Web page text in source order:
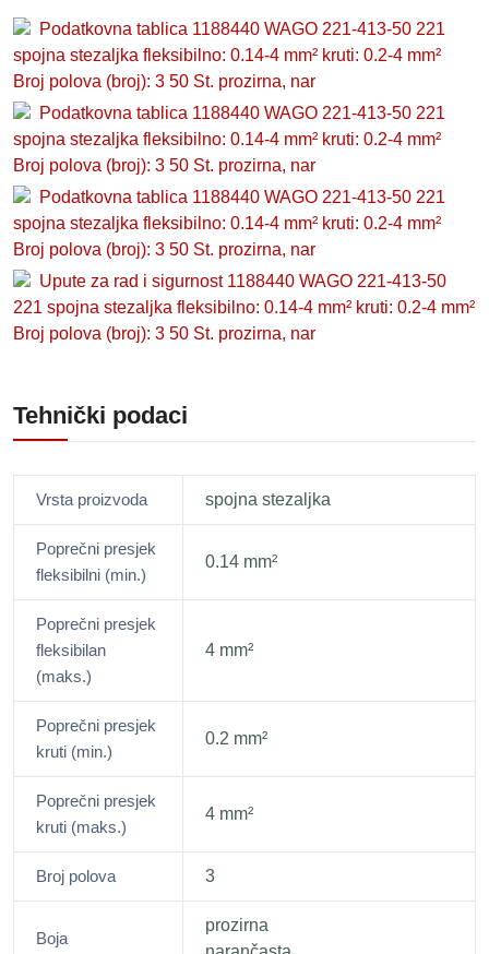
Podatkovna tablica 1188440 WAGO 221-413-50 221
spojna stezaljka fleksibilno: 0.14-4 mm² kruti: 0.2-4 mm²
Broj polova (broj): 3 50 St. prozirna, nar
Podatkovna tablica 1188440 WAGO 221-413-50 221
spojna stezaljka fleksibilno: 0.14-4 mm² kruti: 0.2-4 mm²
Broj polova (broj): 3 50 St. prozirna, nar
Podatkovna tablica 1188440 WAGO 221-413-50 221
spojna stezaljka fleksibilno: 0.14-4 mm² kruti: 0.2-4 mm²
Broj polova (broj): 3 50 St. prozirna, nar
Upute za rad i sigurnost 1188440 WAGO 221-413-50
221 spojna stezaljka fleksibilno: 0.14-4 mm² kruti: 0.2-4 mm²
Broj polova (broj): 3 50 St. prozirna, nar
Tehnički podaci
Vrsta proizvoda spojna stezaljka
Poprečni presjek
fleksibilni (min.)
0.14 mm²
Poprečni presjek
fleksibilan
(maks.)
4 mm²
Poprečni presjek
kruti (min.)
0.2 mm²
Poprečni presjek
kruti (maks.)
4 mm²
Broj polova 3
Boja
prozirna